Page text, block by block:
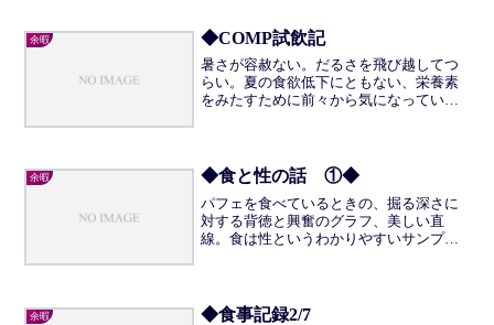
るようにしたものの、結果と...
余暇 ◆COMP試飲記
暑さが容赦ない。だるさを飛び越してつ
らい。夏の食欲低下にともない、栄養素
をみたすために前々から気になっていた
ようにな...
余暇 ◆食と性の話 ①◆
パフェを食べているときの、掘る深さに
対する背徳と興奮のグラフ、美しい直
線。食は性というわかりやすいサンプル
ま...
余暇 ◆食事記録2/7